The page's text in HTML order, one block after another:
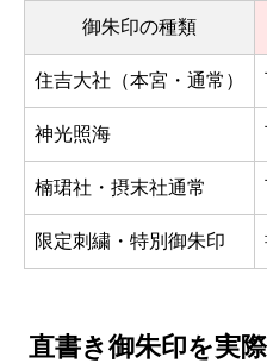
御朱印の種類
住吉大社（本宮・通常）
神光照海
楠珺社・摂末社通常
限定刺繍・特別御朱印
直書き御朱印を実